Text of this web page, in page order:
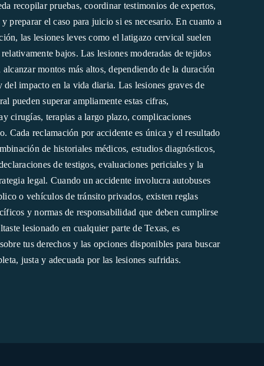
recopilar pruebas, coordinar testimonios de expertos,
preparar el caso para juicio si es necesario. En cuanto a
las lesiones leves como el latigazo cervical suelen
bajos. Las lesiones moderadas de tejidos
montos más altos, dependiendo de la duración
del impacto en la vida diaria. Las lesiones graves de
pueden superar ampliamente estas cifras,
cirugías, terapias a largo plazo, complicaciones
Cada reclamación por accidente es única y el resultado
de historiales médicos, estudios diagnósticos,
de testigos, evaluaciones periciales y la
legal. Cuando un accidente involucra autobuses
o vehículos de tránsito privados, existen reglas
y normas de responsabilidad que deben cumplirse
lesionado en cualquier parte de Texas, es
tus derechos y las opciones disponibles para buscar
justa y adecuada por las lesiones sufridas.